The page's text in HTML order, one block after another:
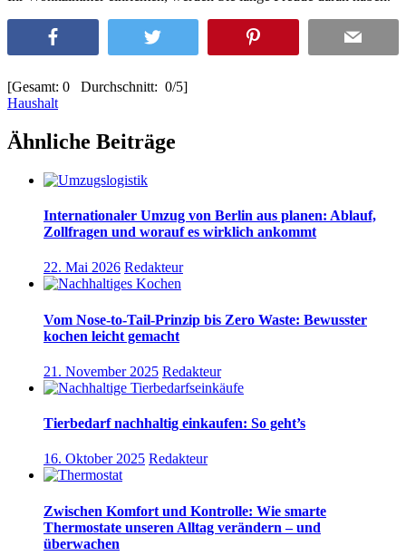
[Gesamt: 0 Durchschnitt: 0/5]
Haushalt
Ähnliche Beiträge
Internationaler Umzug von Berlin aus planen: Ablauf,
Zollfragen und worauf es wirklich ankommt
22. Mai 2026 Redakteur
Vom Nose-to-Tail-Prinzip bis Zero Waste: Bewusster
kochen leicht gemacht
21. November 2025 Redakteur
Tierbedarf nachhaltig einkaufen: So geht’s
16. Oktober 2025 Redakteur
Zwischen Komfort und Kontrolle: Wie smarte
Thermostate unseren Alltag verändern – und
überwachen